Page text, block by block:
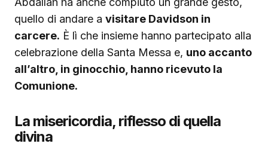
quello di andare a visitare Davidson in
carcere. È lì che insieme hanno partecipato alla
celebrazione della Santa Messa e, uno accanto
all’altro, in ginocchio, hanno ricevuto la
Comunione.
La misericordia, riflesso di quella
divina